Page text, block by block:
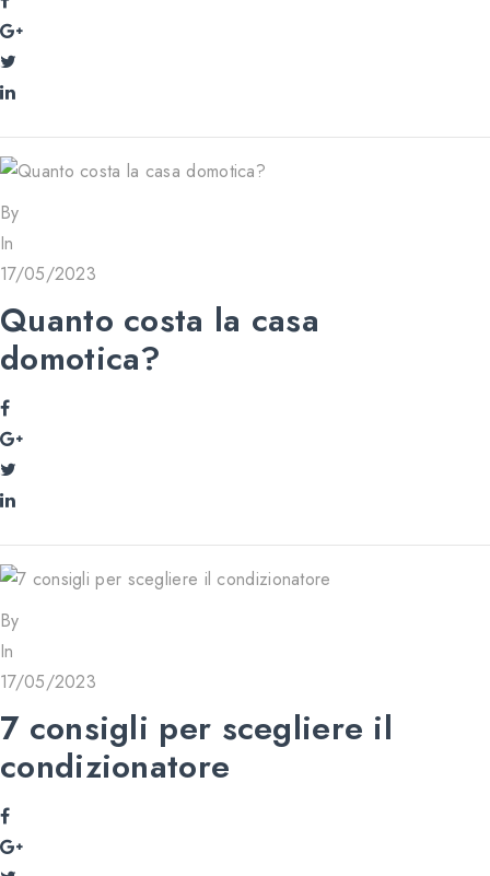
By
In
17/05/2023
Quanto costa la casa
domotica?
By
In
17/05/2023
7 consigli per scegliere il
condizionatore